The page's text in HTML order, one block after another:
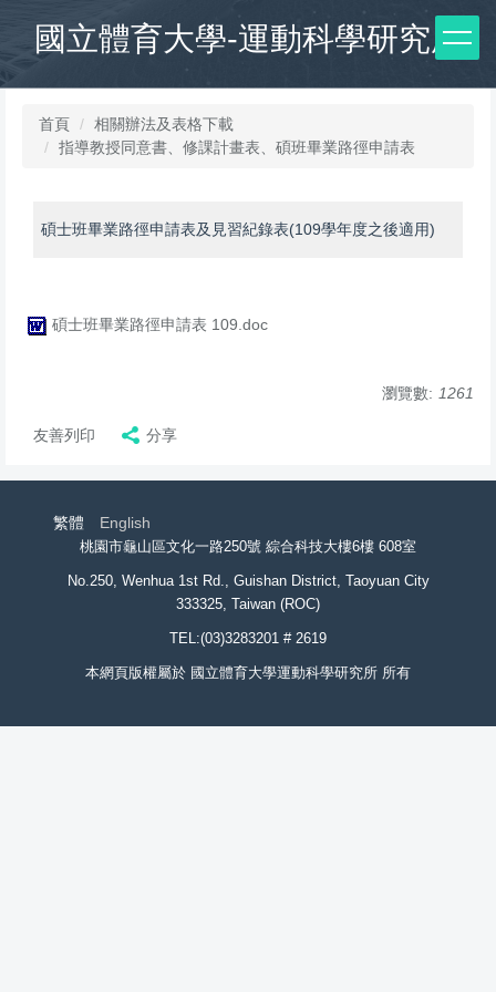
要
國立體育大學-運動科學研究所
首頁
相關辦法及表格下載
指導教授同意書、修課計畫表、碩班畢業路徑申請表
碩士班畢業路徑申請表及見習紀錄表(109學年度之後適用)
碩士班畢業路徑申請表 109.doc
瀏覽數: 1261
友善列印 分享
繁體 English
桃園市龜山區文化一路250號 綜合科技大樓6樓 608室
No.250, Wenhua 1st Rd., Guishan District, Taoyuan City
333325, Taiwan (ROC)
TEL:(03)3283201 # 2619
本網頁版權屬於 國立體育大學運動科學研究所 所有